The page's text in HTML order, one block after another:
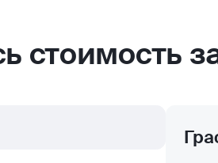
стоимость